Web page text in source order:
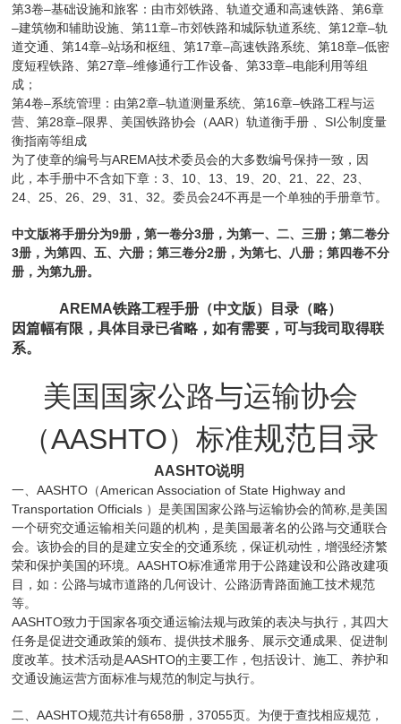
第3卷–基础设施和旅客：由市郊铁路、轨道交通和高速铁路、第6章
–建筑物和辅助设施、第11 章–市郊铁路和城际轨道系统、第12章–轨
道交通、第14章–站场和枢纽、第17章–高速铁路系统、第18章–低密
度短程铁路、第27章–维修通行工作设备、第33章–电能利用等组
成；
第4卷–系统管理：由第2章–轨道测量系统、第16章–铁路工程与运
营、第28章–限界、美国铁路协会（AAR ）轨道衡手册 SI公制度量
衡指南等组成
为了使章的编号与AREMA技术委员会的大多数编号保持一致，因
此，本手册中不含如下章： 3 10 13 19 20 21 22 23
24 25 26 29 31 32 。委员会24不再是一个单独的手册章节。
中文版将手册分为9册，第一卷分3册，为第一、二、三册；第二卷分
3册，为第四、五、六册；第三卷分2册，为第七、八册；第四卷不分
册，为第九册。
AREMA铁路工程手册（中文版）目录（略）
因篇幅有限，具体目录已省略，如有需要，可与我司取得联
系。
美国国家公路与运输协会
（AASHTO）标准规范目录
AASHTO说明
一、 AASHTO （American Association of State Highway and
Transportation Officials ）是美国国家公路与运输协会的简称 是美国
一个研究交通运输相关问题的机构，是美国最著名的公路与交通联合
会。该协会的目的是建立安全的交通系统，保证机动性，增强经济繁
荣和保护美国的环境。 AASHTO标准通常用于公路建设和公路改建项
目，如：公路与城市道路的几何设计、公路沥青路面施工技术规范
等。
AASHTO致力于国家各项交通运输法规与政策的表决与执行，其四大
任务是促进交通政策的颁布、提供技术服务、展示交通成果、促进制
度改革。技术活动是AASHTO的主要工作，包括设计、施工、养护和
交通设施运营方面标准与规范的制定与执行。
二、 AASHTO规范共计有658册， 37055页。为便于查找相应规范，